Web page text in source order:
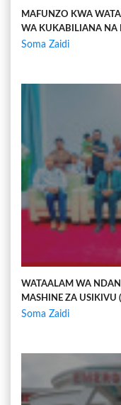
MAFUNZO KWA
WA KUKABILIANA NA
Soma Zaidi
WATAALAM WA
MASHINE ZA USIKIVU
Soma Zaidi